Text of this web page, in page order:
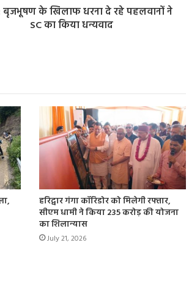
बृजभूषण के खिलाफ धरना दे रहे पहलवानों ने
SC का किया धन्यवाद
हरिद्वार गंगा कॉरिडोर को मिलेगी रफ्तार,
सीएम धामी ने किया 235 करोड़ की योजना
का शिलान्यास
July 21, 2026